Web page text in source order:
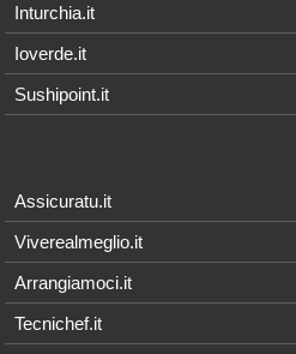
Inturchia.it
Ioverde.it
Sushipoint.it
Assicuratu.it
Viverealmeglio.it
Arrangiamoci.it
Tecnichef.it